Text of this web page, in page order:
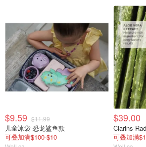
$9.59 $11.99
儿童冰袋 恐龙鲨鱼款
可叠加满$100-$10
$39.00
可叠加满